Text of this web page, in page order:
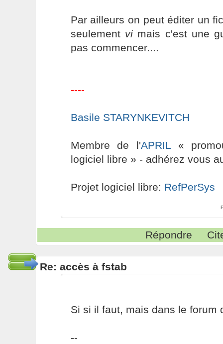
Par ailleurs on peut éditer un
seulement vi mais c'est une
pas commencer....
----
Basile STARYNKEVITCH
Membre de l'APRIL «
logiciel libre » - adhérez vous
Projet logiciel libre: RefPerSys
Répondre
Re: accès à fstab
Si si il faut, mais dans le forum
--